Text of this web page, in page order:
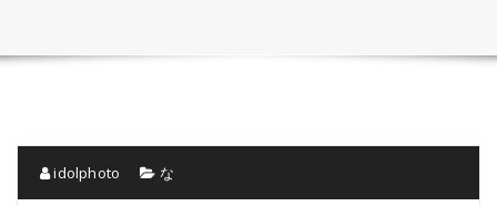
idolphoto な